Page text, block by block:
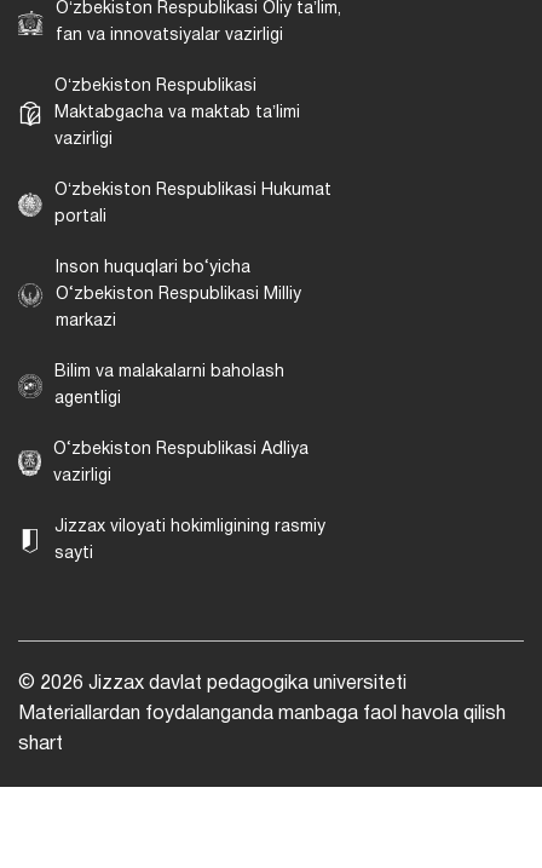
Oʻzbekiston Respublikasi Oliy taʼlim,
fan va innovatsiyalar vazirligi
Oʻzbekiston Respublikasi
Maktabgacha va maktab taʼlimi
vazirligi
Oʻzbekiston Respublikasi Hukumat
portali
Inson huquqlari bo‘yicha
O‘zbekiston Respublikasi Milliy
markazi
Bilim va malakalarni baholash
agentligi
O‘zbekiston Respublikasi Adliya
vazirligi
Jizzax viloyati hokimligining rasmiy
sayti
© 2026 Jizzax davlat pedagogika universiteti
Materiallardan foydalanganda manbaga faol havola qilish
shart